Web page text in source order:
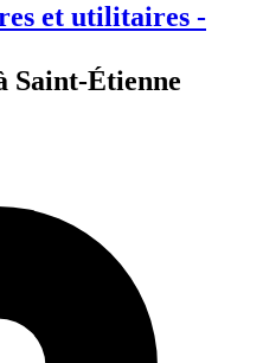
et utilitaires -
Saint-Étienne